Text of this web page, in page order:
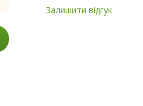
Залишити відгук